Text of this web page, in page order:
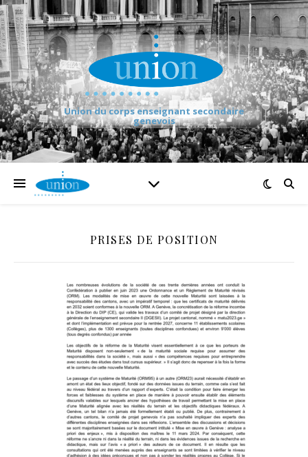
Union du corps enseignant secondaire
genevois
PRISES DE POSITION